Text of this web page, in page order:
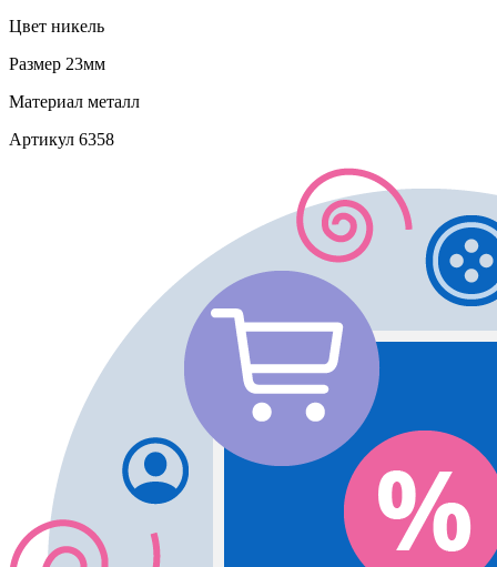
Цвет никель
Размер 23мм
Материал металл
Артикул 6358